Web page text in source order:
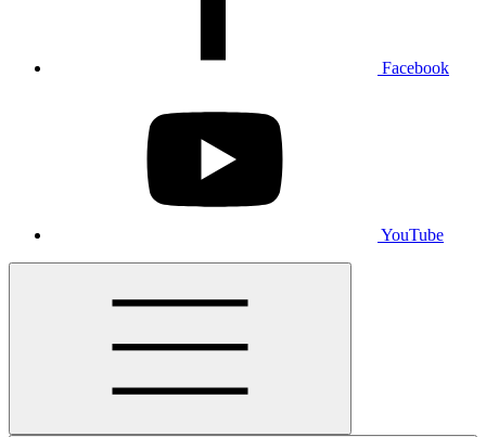
Facebook
YouTube